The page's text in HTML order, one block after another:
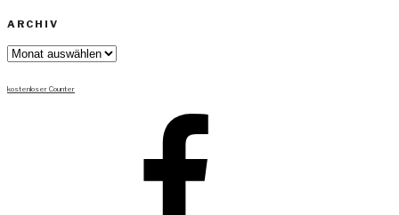
ARCHIV
Archiv
kostenloser Counter